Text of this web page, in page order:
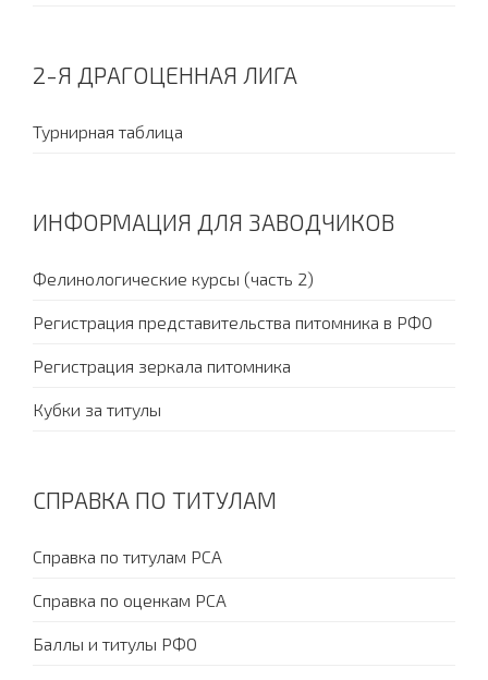
2-Я ДРАГОЦЕННАЯ ЛИГА
Турнирная таблица
ИНФОРМАЦИЯ ДЛЯ ЗАВОДЧИКОВ
Фелинологические курсы (часть 2)
Регистрация представительства питомника в РФО
Регистрация зеркала питомника
Кубки за титулы
СПРАВКА ПО ТИТУЛАМ
Справка по титулам PCA
Справка по оценкам PCA
Баллы и титулы РФО